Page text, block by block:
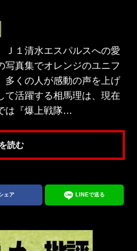
Ｊ１清水エスパルスへの愛
写真集でオレンジのユニフ
多くの人が感動の声を上げ
活躍する相馬理は、現在
は『爆上戦隊…
読む
ェア LINEで送る